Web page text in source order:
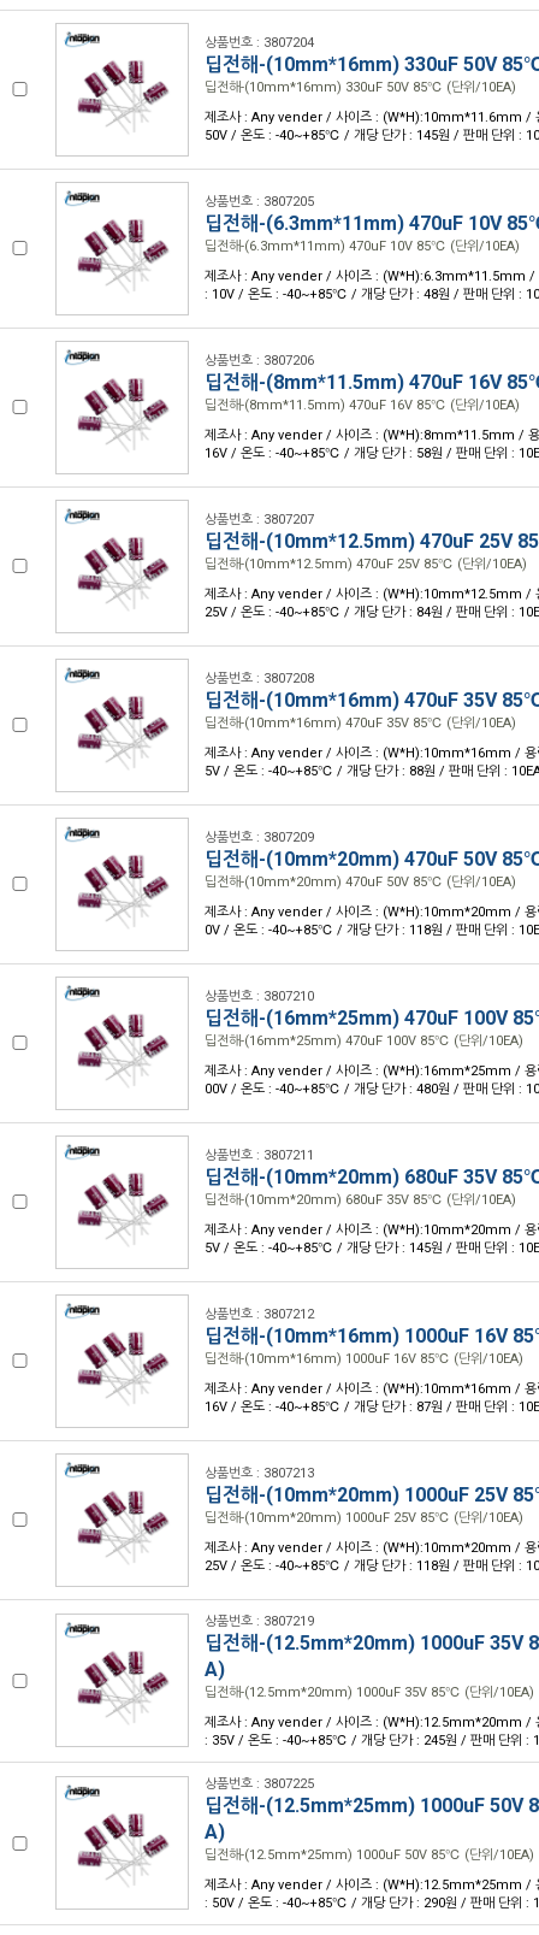
상품번호 : 3807204
딥전해-(10mm*16mm) 330uF 50V
딥전해-(10mm*16mm) 330uF 50V 85℃ (단위/10EA)
제조사 : Any vender / 사이즈 : (W*H):10mm*11.6mm /
50V / 온도 : -40~+85℃ / 개당 단가 : 145원 / 판매 단위 :
상품번호 : 3807205
딥전해-(6.3mm*11mm) 470uF 10V
딥전해-(6.3mm*11mm) 470uF 10V 85℃ (단위/10EA)
제조사 : Any vender / 사이즈 : (W*H):6.3mm*11.5mm /
: 10V / 온도 : -40~+85℃ / 개당 단가 : 48원 / 판매 단위 :
상품번호 : 3807206
딥전해-(8mm*11.5mm) 470uF 16V
딥전해-(8mm*11.5mm) 470uF 16V 85℃ (단위/10EA)
제조사 : Any vender / 사이즈 : (W*H):8mm*11.5mm /
16V / 온도 : -40~+85℃ / 개당 단가 : 58원 / 판매 단위 :
상품번호 : 3807207
딥전해-(10mm*12.5mm) 470uF 25V
딥전해-(10mm*12.5mm) 470uF 25V 85℃ (단위/10EA)
제조사 : Any vender / 사이즈 : (W*H):10mm*12.5mm /
25V / 온도 : -40~+85℃ / 개당 단가 : 84원 / 판매 단위 :
상품번호 : 3807208
딥전해-(10mm*16mm) 470uF 35V
딥전해-(10mm*16mm) 470uF 35V 85℃ (단위/10EA)
제조사 : Any vender / 사이즈 : (W*H):10mm*16mm / 용
5V / 온도 : -40~+85℃ / 개당 단가 : 88원 / 판매 단위 :
상품번호 : 3807209
딥전해-(10mm*20mm) 470uF 50V
딥전해-(10mm*20mm) 470uF 50V 85℃ (단위/10EA)
제조사 : Any vender / 사이즈 : (W*H):10mm*20mm / 용
0V / 온도 : -40~+85℃ / 개당 단가 : 118원 / 판매 단위 :
상품번호 : 3807210
딥전해-(16mm*25mm) 470uF 100V
딥전해-(16mm*25mm) 470uF 100V 85℃ (단위/10EA)
제조사 : Any vender / 사이즈 : (W*H):16mm*25mm / 용
00V / 온도 : -40~+85℃ / 개당 단가 : 480원 / 판매 단위 :
상품번호 : 3807211
딥전해-(10mm*20mm) 680uF 35V
딥전해-(10mm*20mm) 680uF 35V 85℃ (단위/10EA)
제조사 : Any vender / 사이즈 : (W*H):10mm*20mm / 용
5V / 온도 : -40~+85℃ / 개당 단가 : 145원 / 판매 단위 :
상품번호 : 3807212
딥전해-(10mm*16mm) 1000uF 16V
딥전해-(10mm*16mm) 1000uF 16V 85℃ (단위/10EA)
제조사 : Any vender / 사이즈 : (W*H):10mm*16mm / 용
16V / 온도 : -40~+85℃ / 개당 단가 : 87원 / 판매 단위 :
상품번호 : 3807213
딥전해-(10mm*20mm) 1000uF 25V
딥전해-(10mm*20mm) 1000uF 25V 85℃ (단위/10EA)
제조사 : Any vender / 사이즈 : (W*H):10mm*20mm / 용
25V / 온도 : -40~+85℃ / 개당 단가 : 118원 / 판매 단위 :
상품번호 : 3807219
딥전해-(12.5mm*20mm) 1000uF 35V
A)
딥전해-(12.5mm*20mm) 1000uF 35V 85℃ (단위/10EA)
제조사 : Any vender / 사이즈 : (W*H):12.5mm*20mm /
: 35V / 온도 : -40~+85℃ / 개당 단가 : 245원 / 판매 단위 :
상품번호 : 3807225
딥전해-(12.5mm*25mm) 1000uF 50V
A)
딥전해-(12.5mm*25mm) 1000uF 50V 85℃ (단위/10EA)
제조사 : Any vender / 사이즈 : (W*H):12.5mm*25mm /
: 50V / 온도 : -40~+85℃ / 개당 단가 : 290원 / 판매 단위 :